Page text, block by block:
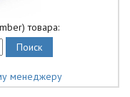
товара:
менеджеру